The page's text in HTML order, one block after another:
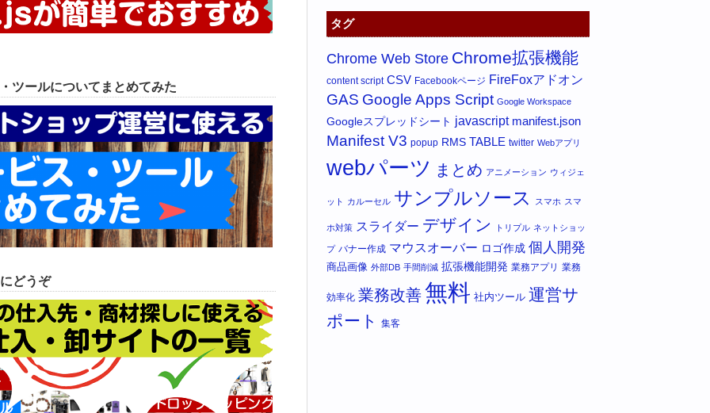
ツールについてまとめてみた
どうぞ
タグ
Chrome Web Store Chrome拡張機能
content script CSV Facebookページ FireFoxアドオン
GAS Google Apps Script Google Workspace
Googleスプレッドシート javascript manifest.json
Manifest V3 popup RMS TABLE twitter Webアプリ
webパーツ まとめ アニメーション ウィジェ
ット カルーセル サンプルソース スマホ スマ
ホ対策 スライダー デザイン トリプル ネットショッ
プ バナー作成 マウスオーバー ロゴ作成 個人開発
商品画像 外部DB 手間削減 拡張機能開発 業務アプリ 業務
効率化 業務改善無料 社内ツール 運営サ
ポート
集客